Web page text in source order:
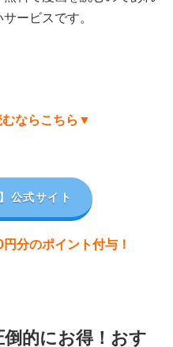
ービスです。
ならこちら▼
】公式サイト
分のポイント付与！
的にお得！おす